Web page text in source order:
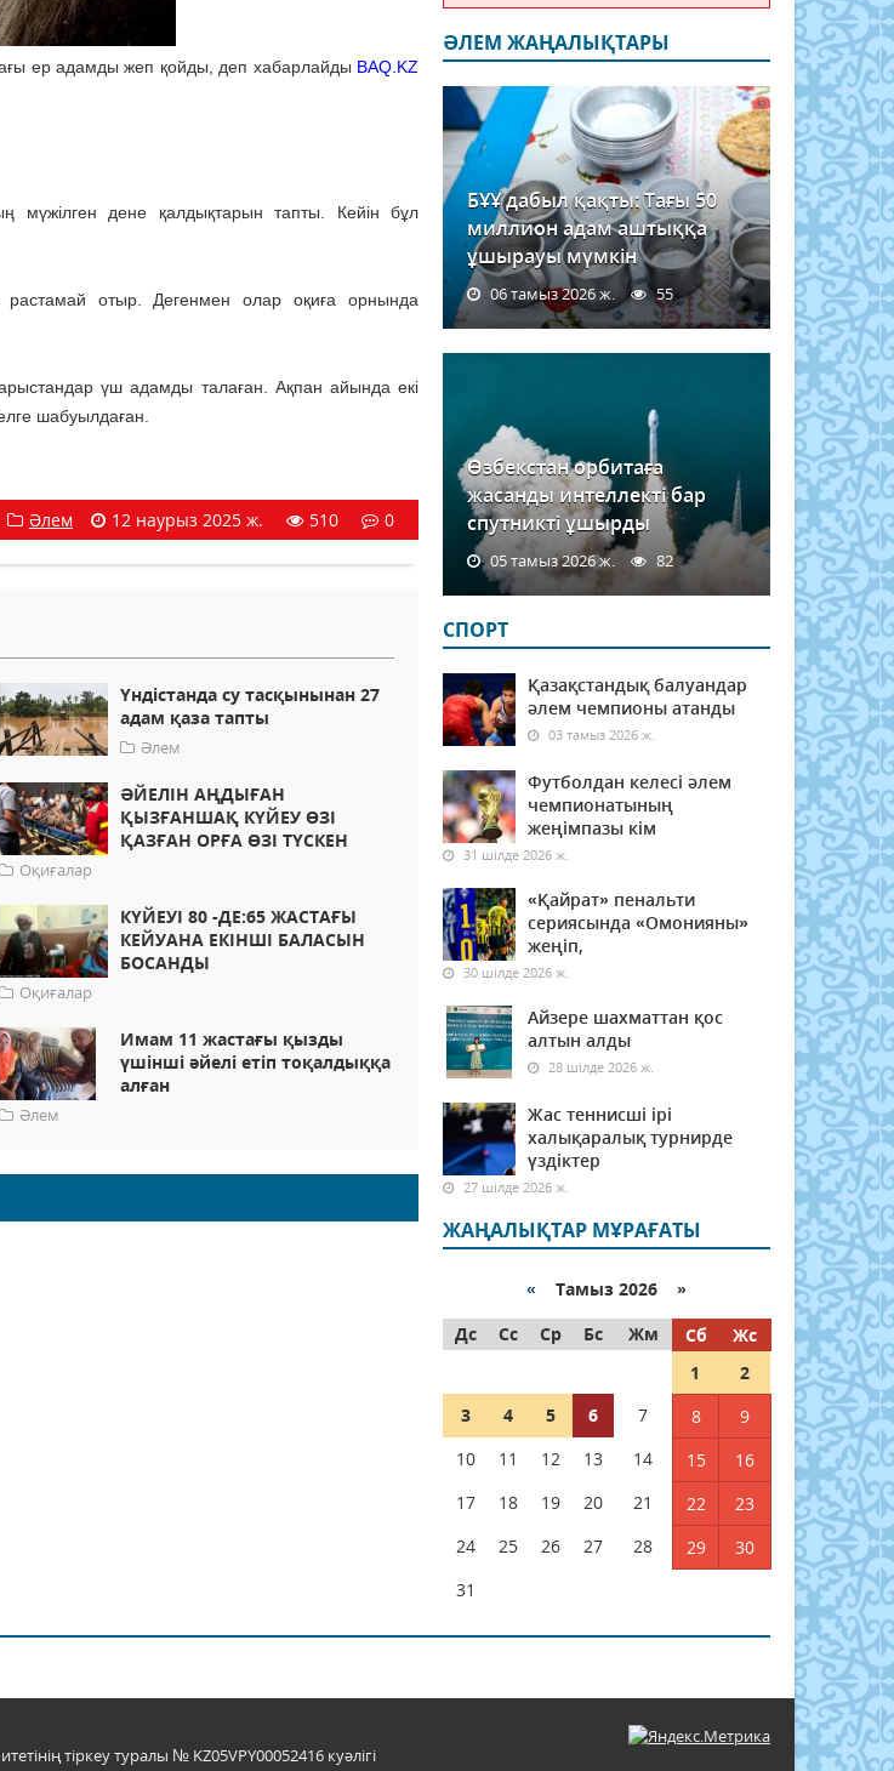
ер адамды жеп қойды, деп хабарлайды BAQ.KZ
мүжілген дене қалдықтарын тапты. Кейін бұл
отыр. Дегенмен олар оқиға орнында
үш адамды талаған. Ақпан айында екі
шабуылдаған.
Әлем 12 наурыз 2025 ж. 510 0
Үндістанда су тасқынынан 27
адам қаза тапты
Әлем
​ӘЙЕЛІН АҢДЫҒАН
ҚЫЗҒАНШАҚ КҮЙЕУ ӨЗІ
ҚАЗҒАН ОРҒА ӨЗІ ТҮСКЕН
Оқиғалар
КҮЙЕУІ 80 -ДЕ:65 ЖАСТАҒЫ
КЕЙУАНА ЕКІНШІ БАЛАСЫН
БОСАНДЫ
Оқиғалар
Имам 11 жастағы қызды
үшінші әйелі етіп тоқалдыққа
алған
Әлем
ӘЛЕМ ЖАҢАЛЫҚТАРЫ
БҰҰ дабыл қақты: Тағы 50
миллион адам аштыққа
ұшырауы мүмкін
06 тамыз 2026 ж. 55
Өзбекстан орбитаға
жасанды интеллекті бар
спутникті ұшырды
05 тамыз 2026 ж. 82
СПОРТ
Қазақстандық балуандар
әлем чемпионы атанды
03 тамыз 2026 ж.
Футболдан келесі әлем
чемпионатының
жеңімпазы кім
31 шілде 2026 ж.
«Қайрат» пенальти
сериясында «Омонияны»
жеңіп,
30 шілде 2026 ж.
Айзере шахматтан қос
алтын алды
28 шілде 2026 ж.
Жас теннисші ірі
халықаралық турнирде
үздіктер
27 шілде 2026 ж.
ЖАҢАЛЫҚТАР МҰРАҒАТЫ
« Тамыз 2026 »
Дс
Сс Ср Бс Жм Сб
Жс
1
2
3
4 5 6 7 8
9
10
11 12 13 14 15
16
17
18 19 20 21 22
23
24
25 26 27 28 29
30
31
тіркеу туралы № KZ05VPY00052416 куәлігі